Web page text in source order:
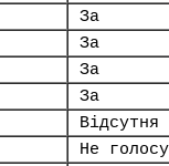
За
За
За
За
Відсутня
Не